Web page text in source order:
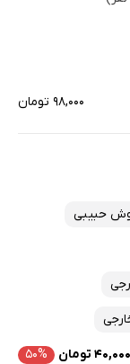
۹۸,۰۰۰ تومان
حبیبی
۴۰,۰۰۰ تومان ۵۰%